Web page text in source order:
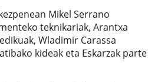
Mikel Serrano
teknikariak, Arantxa
Wladimir Carassa
kideak eta Eskarzak parte